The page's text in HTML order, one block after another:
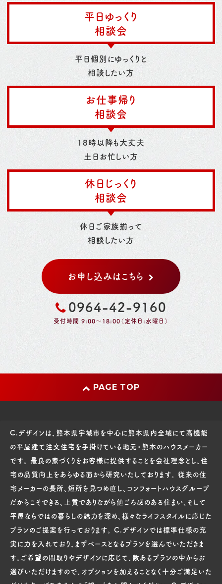
平日ゆっくり
相談会
平日個別にゆっくりと
相談したい方
お仕事帰り
相談会
18時以降も大丈夫
土日お忙しい方
休日じっくり
相談会
休日ご家族揃って
相談したい方
お申し込みはこちら
0964-42-9160
受付時間 9:00～18:00（定休日:水曜日）
PAGE TOP
C.デザインは、熊本県宇城市を中心に熊本県内全域にて高機能
の平屋建て注文住宅を手掛けている地元・熊本のハウスメーカー
です。 最良の家づくりをお客様に提供することを会社理念とし、住
宅の品質向上をあらゆる面から研究いたしております。 従来の住
宅メーカーの長所、短所を見つめ直し、コンフォートハウスグループ
だからこそできる、上質でありながら値ごろ感のある住まい、そして
平屋ならではの暮らしの魅力を深め、様々なライフスタイルに応じた
プランのご提案を行っております。 C.デザインでは標準仕様の充
実に力を入れており、まずベースとなるプランを選んでいただきま
す。ご希望の間取りやデザインに応じて、数あるプランの中からお
選びいただけますので、オプションを加えることなく十分ご満足いた